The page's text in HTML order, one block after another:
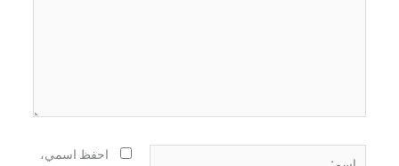
احفظ اسمي،